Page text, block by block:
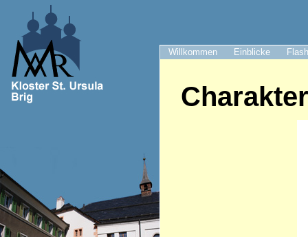
Willkommen Einblicke
Charakter